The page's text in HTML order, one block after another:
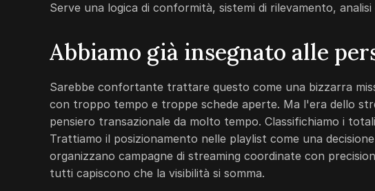
Serve una logica di conformità, sistemi di rilevamento,
Abbiamo già insegnato alle
Sarebbe confortante trattare questo come una bizzarra
con troppo tempo e troppe schede aperte. Ma l'era dello
pensiero transazionale da molto tempo. Classifichiamo i
Trattiamo il posizionamento nelle playlist come una
organizzano campagne di streaming coordinate con
tutti capiscono che la visibilità si somma.